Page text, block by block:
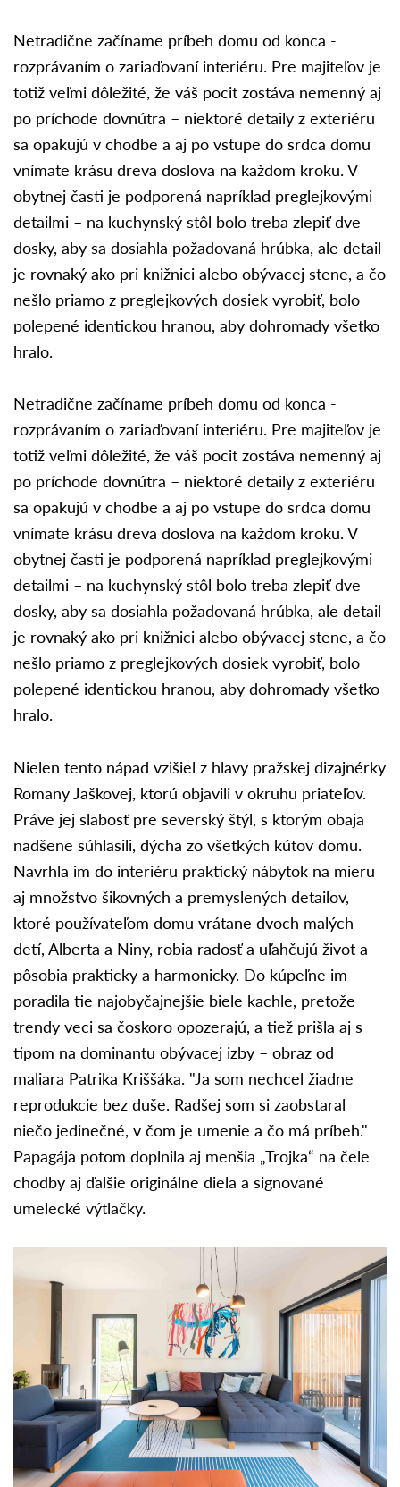
Netradične začíname príbeh domu od konca -
rozprávaním o zariaďovaní interiéru. Pre majiteľov je
totiž veľmi dôležité, že váš pocit zostáva nemenný aj
po príchode dovnútra – niektoré detaily z exteriéru
sa opakujú v chodbe a aj po vstupe do srdca domu
vnímate krásu dreva doslova na každom kroku. V
obytnej časti je podporená napríklad preglejkovými
detailmi – na kuchynský stôl bolo treba zlepiť dve
dosky, aby sa dosiahla požadovaná hrúbka, ale detail
je rovnaký ako pri knižnici alebo obývacej stene, a čo
nešlo priamo z preglejkových dosiek vyrobiť, bolo
polepené identickou hranou, aby dohromady všetko
hralo.
Netradične začíname príbeh domu od konca -
rozprávaním o zariaďovaní interiéru. Pre majiteľov je
totiž veľmi dôležité, že váš pocit zostáva nemenný aj
po príchode dovnútra – niektoré detaily z exteriéru
sa opakujú v chodbe a aj po vstupe do srdca domu
vnímate krásu dreva doslova na každom kroku. V
obytnej časti je podporená napríklad preglejkovými
detailmi – na kuchynský stôl bolo treba zlepiť dve
dosky, aby sa dosiahla požadovaná hrúbka, ale detail
je rovnaký ako pri knižnici alebo obývacej stene, a čo
nešlo priamo z preglejkových dosiek vyrobiť, bolo
polepené identickou hranou, aby dohromady všetko
hralo.
Nielen tento nápad vzišiel z hlavy pražskej dizajnérky
Romany Jaškovej, ktorú objavili v okruhu priateľov.
Práve jej slabosť pre severský štýl, s ktorým obaja
nadšene súhlasili, dýcha zo všetkých kútov domu.
Navrhla im do interiéru praktický nábytok na mieru
aj množstvo šikovných a premyslených detailov,
ktoré používateľom domu vrátane dvoch malých
detí, Alberta a Niny, robia radosť a uľahčujú život a
pôsobia prakticky a harmonicky. Do kúpeľne im
poradila tie najobyčajnejšie biele kachle, pretože
trendy veci sa čoskoro opozerajú, a tiež prišla aj s
tipom na dominantu obývacej izby – obraz od
maliara Patrika Kriššáka. "Ja som nechcel žiadne
reprodukcie bez duše. Radšej som si zaobstaral
niečo jedinečné, v čom je umenie a čo má príbeh."
Papagája potom doplnila aj menšia „Trojka“ na čele
chodby aj ďalšie originálne diela a signované
umelecké výtlačky.